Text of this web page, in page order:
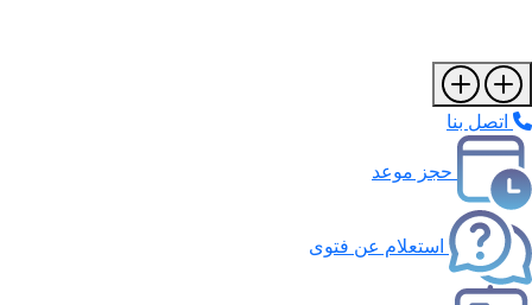
اتصل بنا
حجز موعد
استعلام عن فتوى